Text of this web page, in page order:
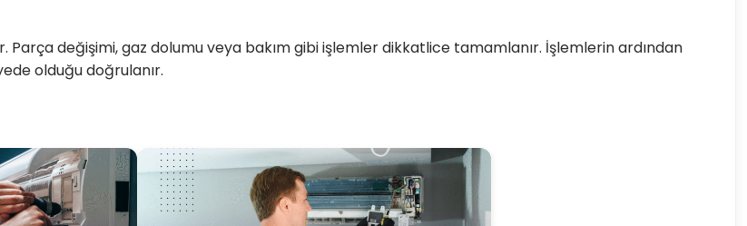
değişimi, gaz dolumu veya bakım gibi işlemler dikkatlice tamamlanır. İşlemlerin ardından
olduğu doğrulanır.